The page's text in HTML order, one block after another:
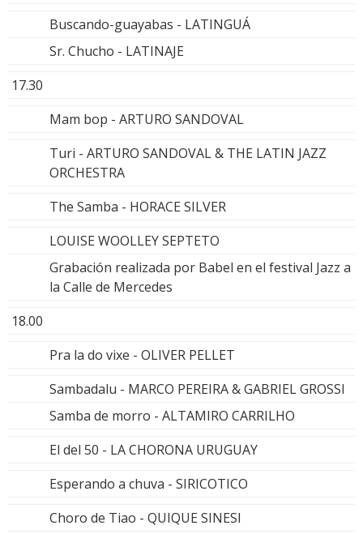
Buscando-guayabas - LATINGUÁ
Sr. Chucho - LATINAJE
17.30
Mam bop - ARTURO SANDOVAL
Turi - ARTURO SANDOVAL & THE LATIN JAZZ
ORCHESTRA
The Samba - HORACE SILVER
LOUISE WOOLLEY SEPTETO
Grabación realizada por Babel en el festival Jazz a
la Calle de Mercedes
18.00
Pra la do vixe - OLIVER PELLET
Sambadalu - MARCO PEREIRA & GABRIEL GROSSI
Samba de morro - ALTAMIRO CARRILHO
El del 50 - LA CHORONA URUGUAY
Esperando a chuva - SIRICOTICO
Choro de Tiao - QUIQUE SINESI